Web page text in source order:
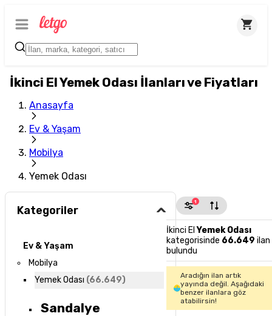
İkinci El Yemek Odası İlanları ve Fiyatları
Anasayfa
Ev & Yaşam
Mobilya
Yemek Odası
Kategoriler
Ev & Yaşam
Mobilya
Yemek Odası (66.649)
Sandalye
1
İkinci ElYemek Odası
kategorisinde 66.649 ilan
bulundu
Aradığın ilan artık
yayında değil. Aşağıdaki
benzer ilanlara göz
atabilirsin!